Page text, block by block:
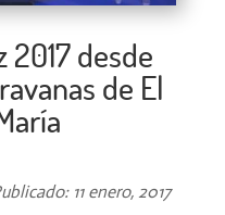
2017 desde
de El
11 enero, 2017